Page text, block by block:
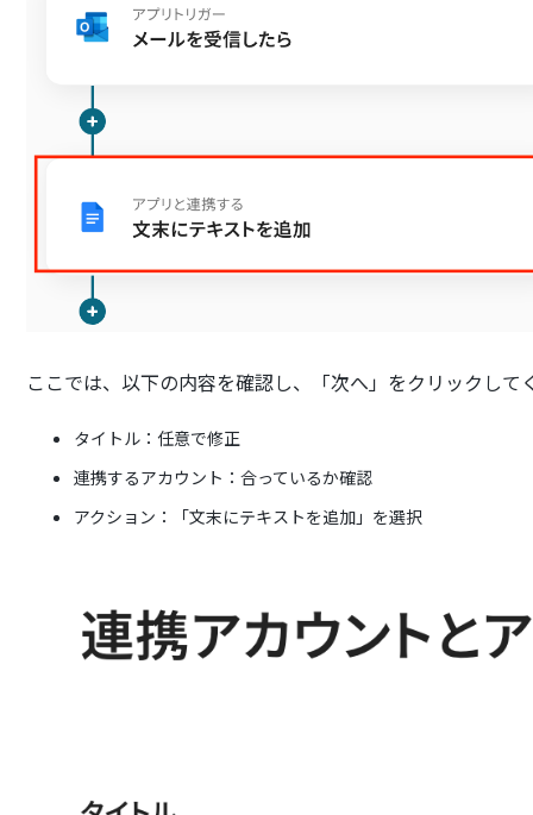
ここでは、以下の内容を確認し、「次へ」をクリックして
タイトル：任意で修正
連携するアカウント：合っているか確認
アクション：「文末にテキストを追加」を選択